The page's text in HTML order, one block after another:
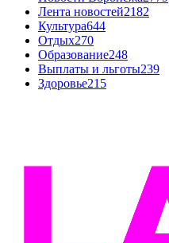
Лента новостей2182
Культура644
Отдых270
Образование248
Выплаты и льготы239
Здоровье215